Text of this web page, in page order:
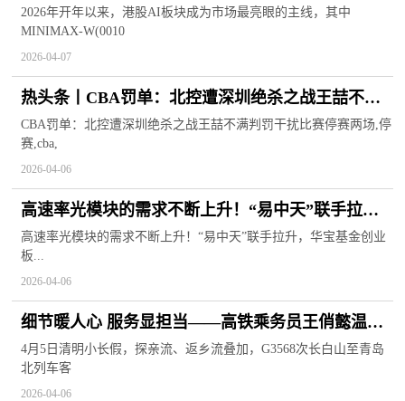
超九成
2026年开年以来，港股AI板块成为市场最亮眼的主线，其中
MINIMAX-W(0010
2026-04-07
热头条丨CBA罚单：北控遭深圳绝杀之战王喆不满
判罚干扰比赛 停赛两场
CBA罚单：北控遭深圳绝杀之战王喆不满判罚干扰比赛停赛两场,停
赛,cba,
2026-04-06
高速率光模块的需求不断上升！“易中天”联手拉
升，华宝基金创业板人工智能ETF（159363）周线
四连阳
高速率光模块的需求不断上升！“易中天”联手拉升，华宝基金创业
板...
2026-04-06
细节暖人心 服务显担当——高铁乘务员王俏懿温情
守护清明旅途-百事通
4月5日清明小长假，探亲流、返乡流叠加，G3568次长白山至青岛
北列车客
2026-04-06